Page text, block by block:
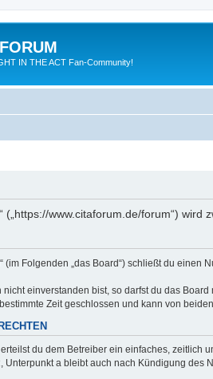
IN THE ACT Fan-Community!
(„https://www.citaforum.de/forum“)
(im Folgenden „das Board“) schließt du
einverstanden bist, so darfst du das
Zeit geschlossen und kann von
du dem Betreiber ein einfaches,
Unterpunkt a bleibt auch nach Kündigung des